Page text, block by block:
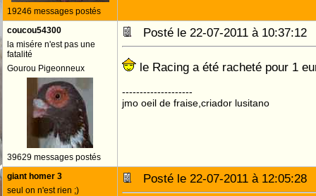
19246 messages postés
coucou54300
la misére n'est pas une
fatalité
Gourou Pigeonneux
39629 messages postés
Posté le 22-07-2011 à
le Racing a été racheté pour 1
--------------------
jmo oeil de fraise,criador lusitano
giant homer 3
seul on n'est rien ;)
Posté le 22-07-2011 à